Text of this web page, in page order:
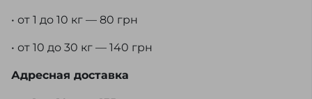
• от 1 до 10 кг — 80 грн
• от 10 до 30 кг — 140 грн
Адресная доставка